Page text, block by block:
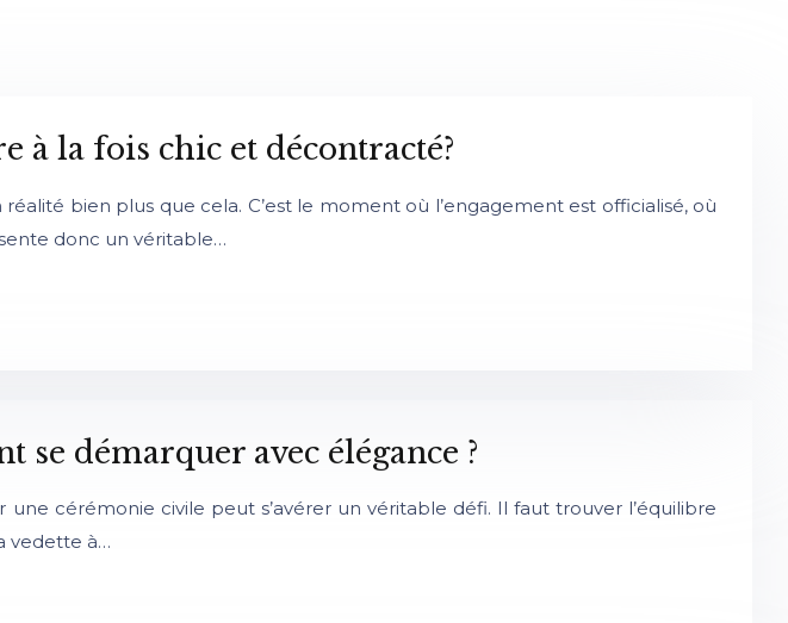
à la fois chic et décontracté?
bien plus que cela. C’est le moment où l’engagement est officialisé, où
donc un véritable…
démarquer avec élégance ?
cérémonie civile peut s’avérer un véritable défi. Il faut trouver l’équilibre
vedette à…